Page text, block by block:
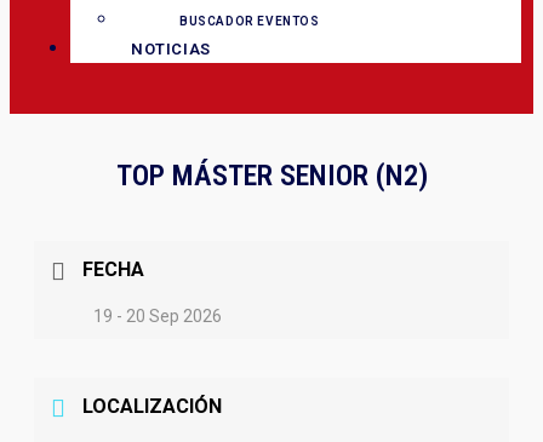
BUSCADOR EVENTOS
NOTICIAS
TOP MÁSTER SENIOR (N2)
FECHA
19 - 20 Sep 2026
LOCALIZACIÓN